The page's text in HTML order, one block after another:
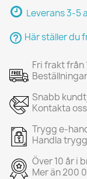
Leverans 3-5
help_outline Här ställer du
Fri frakt från
Snabb
Kontakta
Trygg e-
Handla
Över 10 år i
Mer än 200